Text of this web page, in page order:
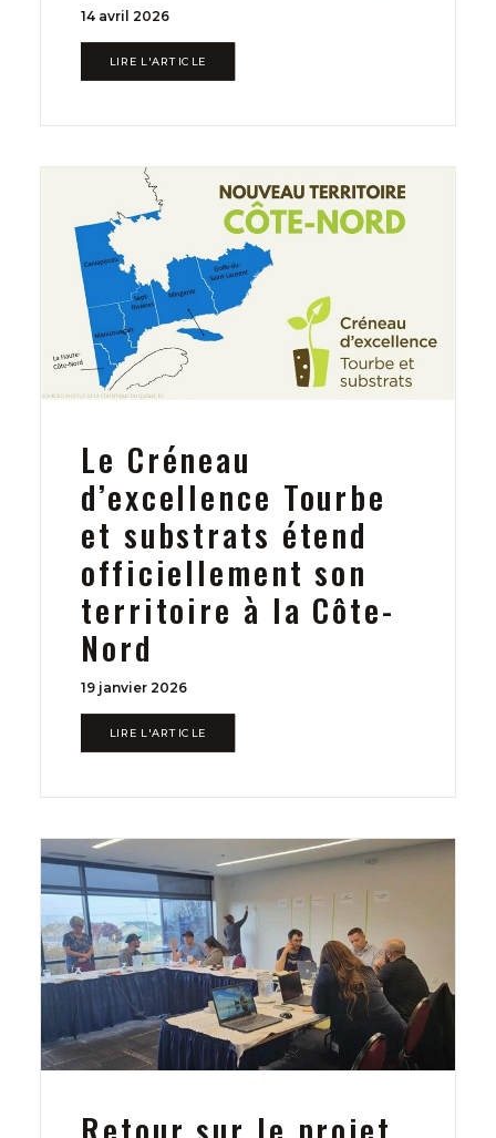
14 avril 2026
LIRE L'ARTICLE
Le Créneau
d’excellence Tourbe
et substrats étend
officiellement son
territoire à la Côte-
Nord
19 janvier 2026
LIRE L'ARTICLE